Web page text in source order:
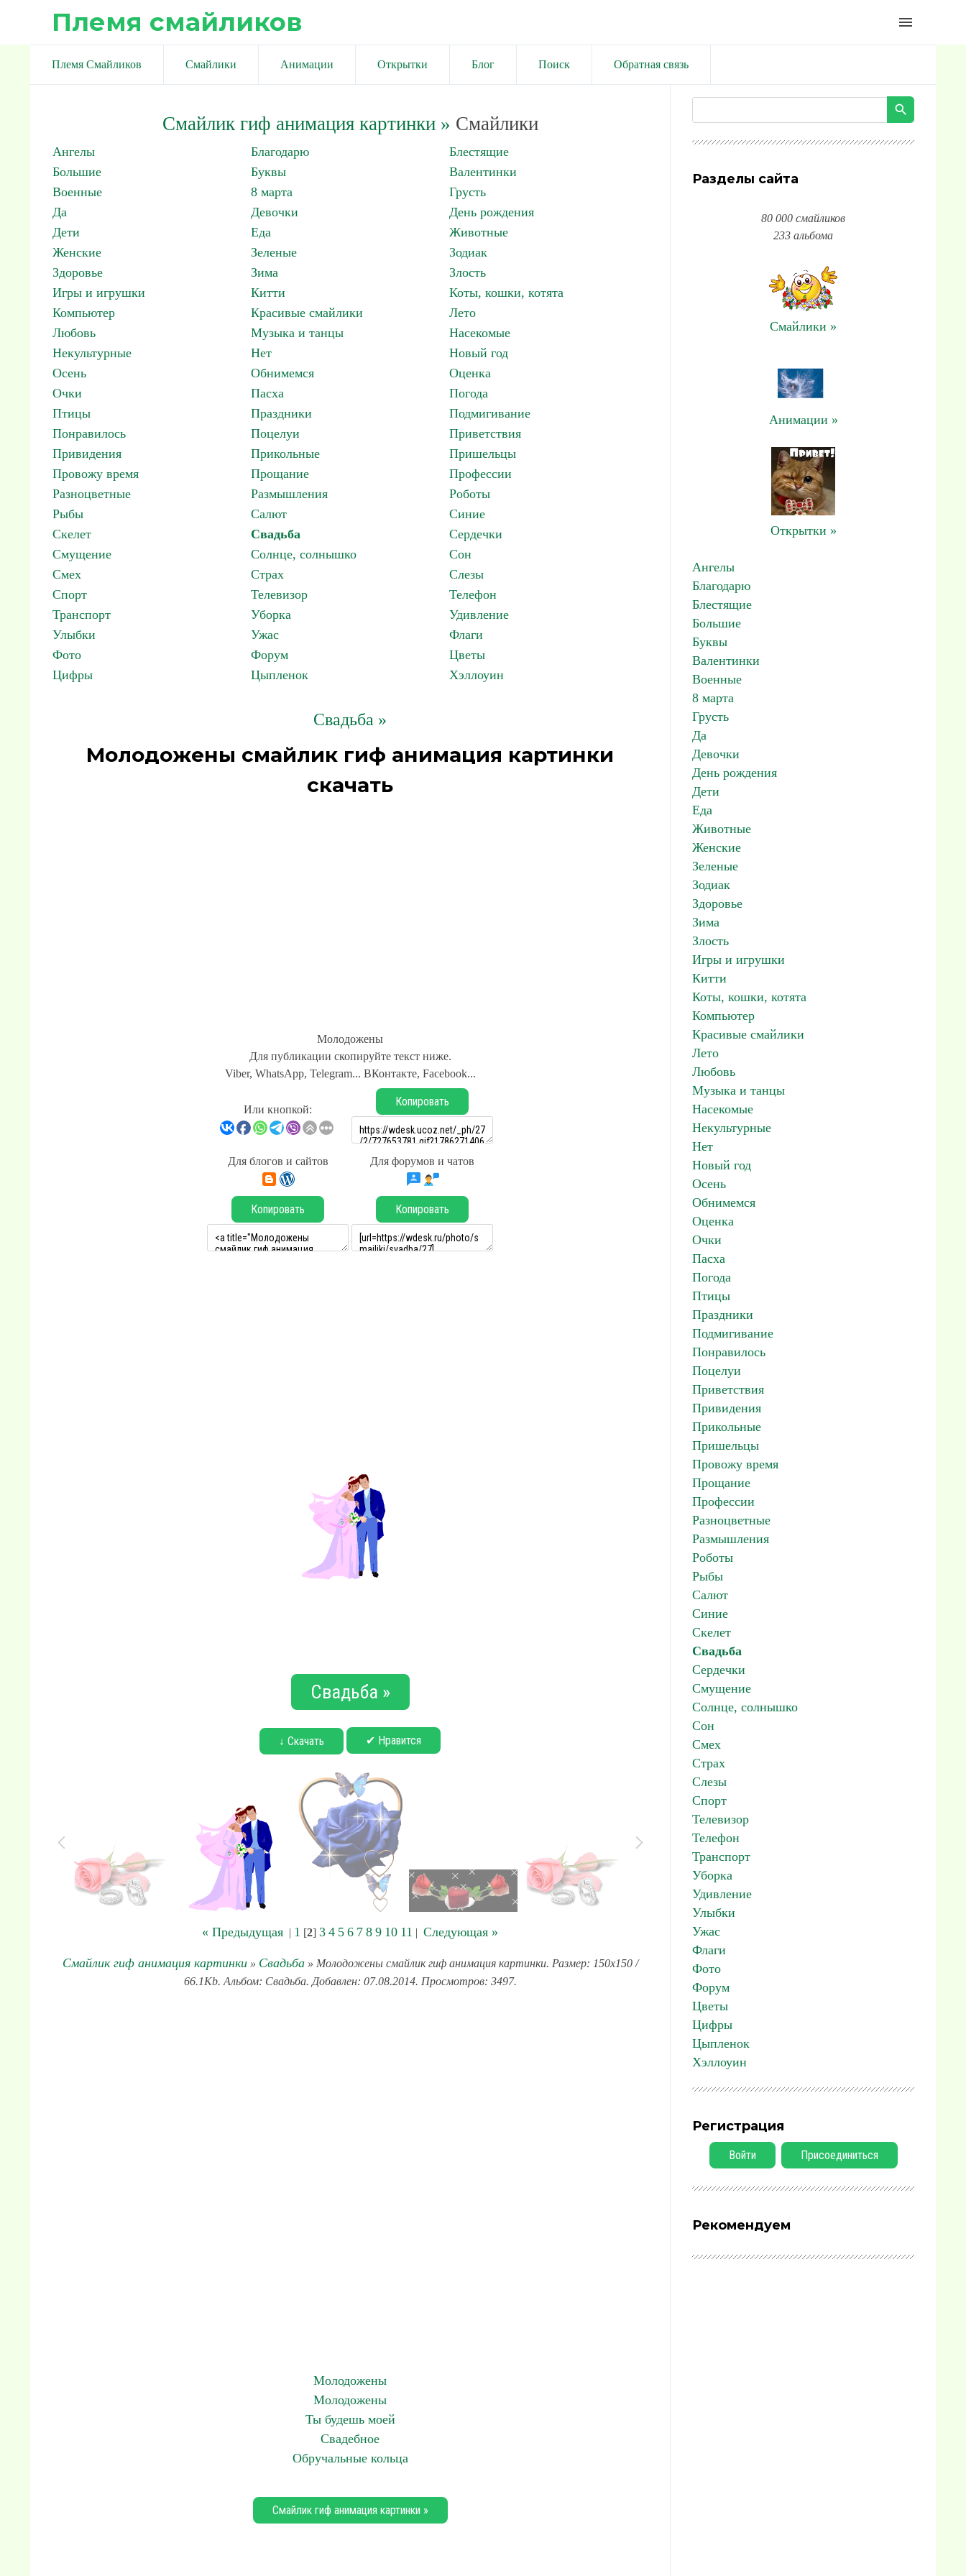
Племя смайликов menu
Племя Смайликов Смайлики Анимации Открытки Блог Поиск Обратная связь
Смайлик гиф анимация картинки» Смайлики
Ангелы Благодарю
Блестящие
Большие
Буквы
Валентинки
Военные
8 марта
Грусть
Да
Девочки
День рождения
Дети
Еда
Животные
Женские
Зеленые
Зодиак
Здоровье
Зима
Злость
Игры и игрушки
Китти
Коты, кошки, котята
Компьютер
Красивые смайлики
Лето
Любовь
Музыка и танцы
Насекомые
Некультурные
Нет
Новый год
Осень
Обнимемся
Оценка
Очки
Пасха
Погода
Птицы
Праздники
Подмигивание
Понравилось
Поцелуи
Приветствия
Привидения
Прикольные
Пришельцы
Провожу время
Прощание
Профессии
Разноцветные
Размышления
Роботы
Рыбы
Салют
Синие
Скелет
Свадьба
Сердечки
Смущение
Солнце, солнышко
Сон
Смех
Страх
Слезы
Спорт
Телевизор
Телефон
Транспорт
Уборка
Удивление
Улыбки
Ужас
Флаги
Фото
Форум
Цветы
Цифры
Цыпленок Хэллоуин
Свадьба »
Молодожены смайлик гиф анимация картинки
скачать
Молодожены
Для публикации скопируйте текст ниже.
Viber, WhatsApp, Telegram... ВКонтакте, Facebook...
Или кнопкой:
Копировать
Для блогов и сайтов Для форумов и чатов
Копировать Копировать
Свадьба »
↓ Скачать ✔ Нравится
« Предыдущая | 1 [2] 3 4 5 6 7 8 9 10 11 | Следующая »
Смайлик гиф анимация картинки» Свадьба» Молодожены смайлик гиф анимация картинки. Размер: 150x150 /
66.1Kb. Альбом: Свадьба. Добавлен: 07.08.2014. Просмотров: 3497.
Молодожены
Молодожены
Ты будешь моей
Свадебное
Обручальные кольца
Смайлик гиф анимация картинки »
Разделы сайта
80 000 смайликов
233 альбома
Смайлики »
Анимации »
Открытки »
Ангелы
Благодарю
Блестящие
Большие
Буквы
Валентинки
Военные
8 марта
Грусть
Да
Девочки
День рождения
Дети
Еда
Животные
Женские
Зеленые
Зодиак
Здоровье
Зима
Злость
Игры и игрушки
Китти
Коты, кошки, котята
Компьютер
Красивые смайлики
Лето
Любовь
Музыка и танцы
Насекомые
Некультурные
Нет
Новый год
Осень
Обнимемся
Оценка
Очки
Пасха
Погода
Птицы
Праздники
Подмигивание
Понравилось
Поцелуи
Приветствия
Привидения
Прикольные
Пришельцы
Провожу время
Прощание
Профессии
Разноцветные
Размышления
Роботы
Рыбы
Салют
Синие
Скелет
Свадьба
Сердечки
Смущение
Солнце, солнышко
Сон
Смех
Страх
Слезы
Спорт
Телевизор
Телефон
Транспорт
Уборка
Удивление
Улыбки
Ужас
Флаги
Фото
Форум
Цветы
Цифры
Цыпленок
Хэллоуин
Регистрация
Войти Присоединиться
Рекомендуем